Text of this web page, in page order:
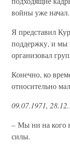
войны уже начал.
Я представил
поддержку, и мы
организовал
Конечно, ко
относительно
09.07.1971,
– Мы ни на кого
силы.